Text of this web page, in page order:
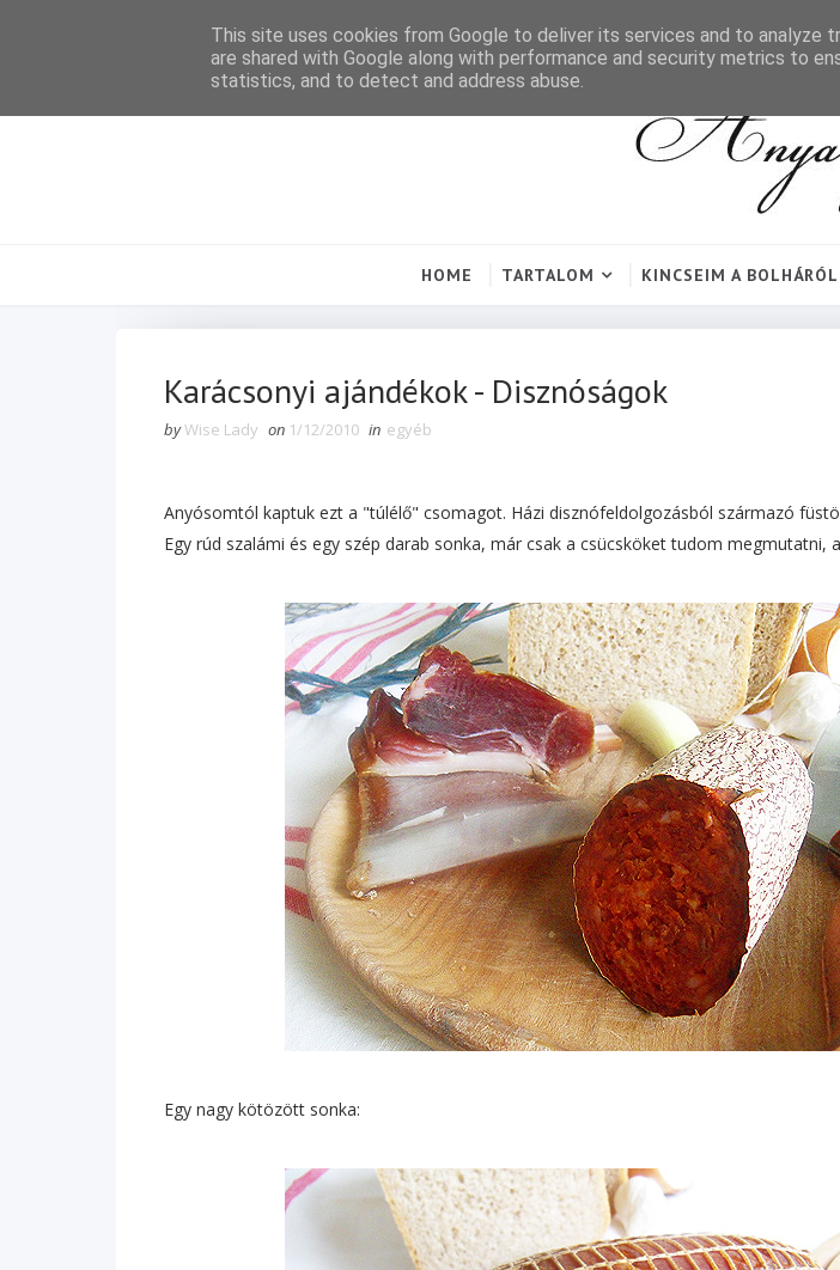
HOME TARTALOM KINCSEIM A BOLHÁRÓL
Karácsonyi ajándékok - Disznóságok
byWise Lady on 1/12/2010 in egyéb
Anyósomtól kaptuk ezt a "túlélő" csomagot. Házi disznófeldolgozásból származó
Egy rúd szalámi és egy szép darab sonka, már csak a csücsköket tudom megmutatni,
Egy nagy kötözött sonka:
This site uses cookies from Google to deliver its services and to analyze
are shared with Google along with performance and security metrics to
statistics, and to detect and address abuse.